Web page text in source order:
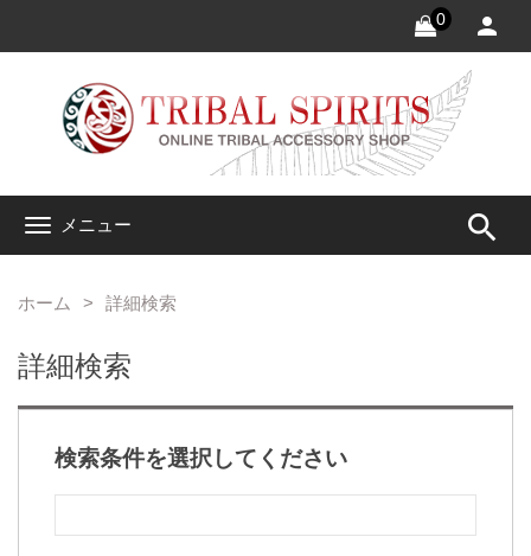
0
メニュー search
ホーム 詳細検索
詳細検索
検索条件を選択してください